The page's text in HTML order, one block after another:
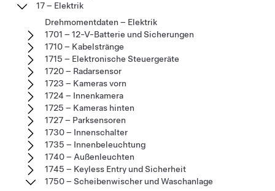
17 – Elektrik
Drehmomentdaten – Elektrik
1701 – 12-V-Batterie und Sicherungen
1710 – Kabelstränge
1715 – Elektronische Steuergeräte
1720 – Radarsensor
1723 – Kameras vorn
1724 – Innenkamera
1725 – Kameras hinten
1727 – Parksensoren
1730 – Innenschalter
1735 – Innenbeleuchtung
1740 – Außenleuchten
1745 – Keyless Entry und Sicherheit
1750 – Scheibenwischer und Waschanlage